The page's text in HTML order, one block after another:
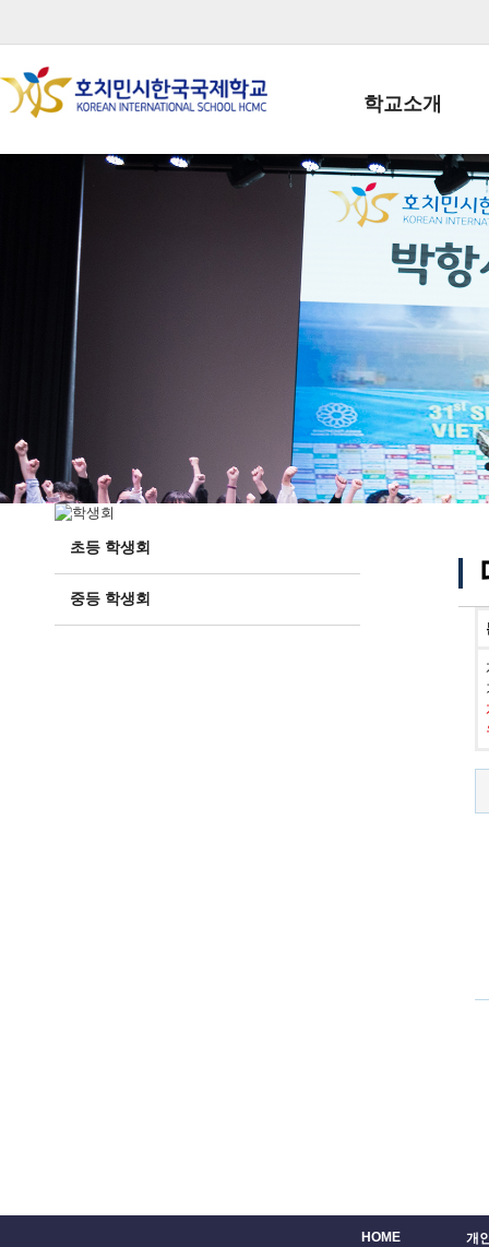
학교소개
학교장인사말
학생회장인사말
학교상징
학교 CI
교직원현황
학생현황
위치/전화
전경사진
초등 학생회
중등 학생회
HOME 개